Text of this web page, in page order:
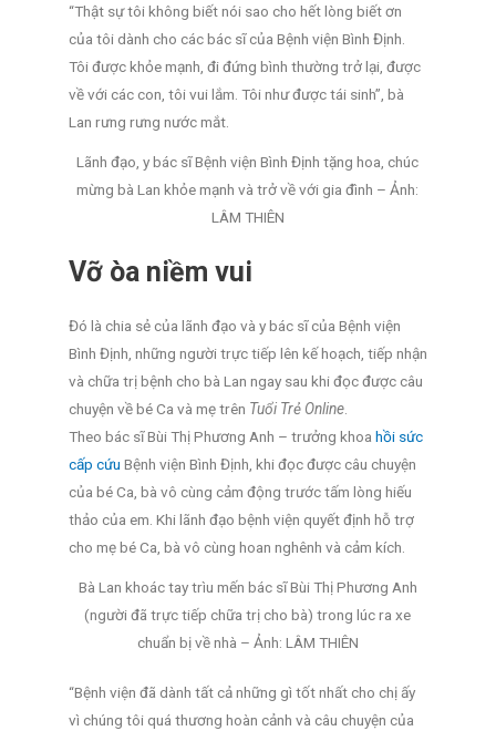
“Thật sự tôi không biết nói sao cho hết lòng biết ơn
của tôi dành cho các bác sĩ của Bệnh viện Bình Định.
Tôi được khỏe mạnh, đi đứng bình thường trở lại, được
về với các con, tôi vui lắm. Tôi như được tái sinh”, bà
Lan rưng rưng nước mắt.
Lãnh đạo, y bác sĩ Bệnh viện Bình Định tặng hoa, chúc
mừng bà Lan khỏe mạnh và trở về với gia đình – Ảnh:
LÂM THIÊN
Vỡ òa niềm vui
Đó là chia sẻ của lãnh đạo và y bác sĩ của Bệnh viện
Bình Định, những người trực tiếp lên kế hoạch, tiếp nhận
và chữa trị bệnh cho bà Lan ngay sau khi đọc được câu
chuyện về bé Ca và mẹ trên Tuổi Trẻ Online.
Theo bác sĩ Bùi Thị Phương Anh – trưởng khoa hồi sức
cấp cứu Bệnh viện Bình Định, khi đọc được câu chuyện
của bé Ca, bà vô cùng cảm động trước tấm lòng hiếu
thảo của em. Khi lãnh đạo bệnh viện quyết định hỗ trợ
cho mẹ bé Ca, bà vô cùng hoan nghênh và cảm kích.
Bà Lan khoác tay trìu mến bác sĩ Bùi Thị Phương Anh
(người đã trực tiếp chữa trị cho bà) trong lúc ra xe
chuẩn bị về nhà – Ảnh: LÂM THIÊN
“Bệnh viện đã dành tất cả những gì tốt nhất cho chị ấy
vì chúng tôi quá thương hoàn cảnh và câu chuyện của